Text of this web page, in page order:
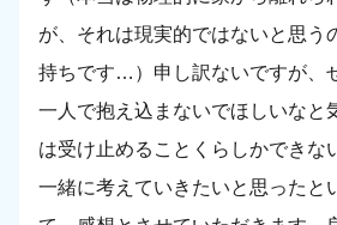
が、それは現実的ではないと思う
持ちです…）申し訳ないですが、
一人で抱え込まないでほしいなと
は受け止めることくらしかできな
一緒に考えていきたいと思ったと